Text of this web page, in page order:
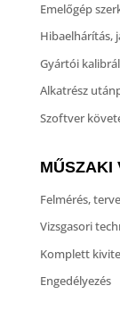
Emelőgép
Hibaelhárítás,
Gyártói
Alkatrész
Szoftver
MŰSZAKI
Felmérés,
Vizsgasori
Komplett
Engedélyezés